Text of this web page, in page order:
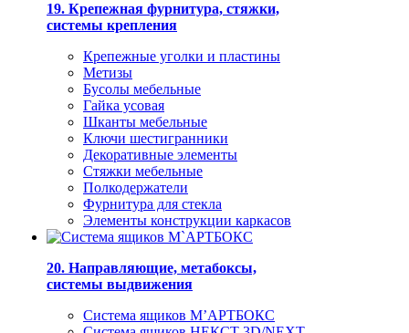
19. Крепежная фурнитура, стяжки,
системы крепления
Крепежные уголки и пластины
Метизы
Бусолы мебельные
Гайка усовая
Шканты мебельные
Ключи шестигранники
Декоративные элементы
Стяжки мебельные
Полкодержатели
Фурнитура для стекла
Элементы конструкции каркасов
20. Направляющие, метабоксы,
системы выдвижения
Система ящиков М’АРТБОКС